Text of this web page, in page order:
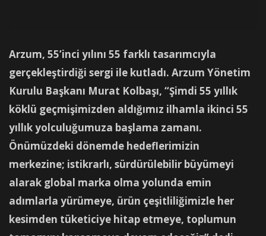
Arzum, 55’inci yılını 55 farklı tasarımcıyla
gerçekleştirdiği sergi ile kutladı. Arzum Yönetim
Kurulu Başkanı Murat Kolbaşı, “Şimdi 55 yıllık
köklü geçmişimizden aldığımız ilhamla ikinci 55
yıllık yolculuğumuza başlama zamanı.
Önümüzdeki dönemde hedeflerimizin
merkezine; istikrarlı, sürdürülebilir büyümeyi
alarak global marka olma yolunda emin
adımlarla yürümeye, ürün çeşitliliğimizle her
kesimden tüketiciye hitap etmeye, toplumun